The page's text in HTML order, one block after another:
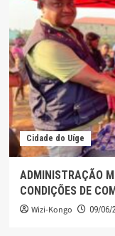
Cidade do Uíge
ADMINISTRAÇÃO
CONDIÇÕES DE
Wizi-Kongo 09/06/